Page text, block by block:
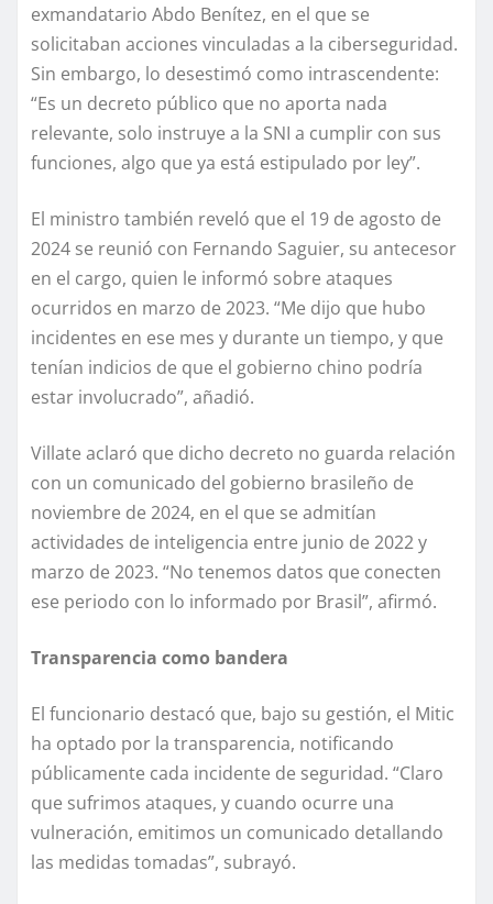
exmandatario Abdo Benítez, en el que se
solicitaban acciones vinculadas a la ciberseguridad.
Sin embargo, lo desestimó como intrascendente:
“Es un decreto público que no aporta nada
relevante, solo instruye a la SNI a cumplir con sus
funciones, algo que ya está estipulado por ley”.
El ministro también reveló que el 19 de agosto de
2024 se reunió con Fernando Saguier, su antecesor
en el cargo, quien le informó sobre ataques
ocurridos en marzo de 2023. “Me dijo que hubo
incidentes en ese mes y durante un tiempo, y que
tenían indicios de que el gobierno chino podría
estar involucrado”, añadió.
Villate aclaró que dicho decreto no guarda relación
con un comunicado del gobierno brasileño de
noviembre de 2024, en el que se admitían
actividades de inteligencia entre junio de 2022 y
marzo de 2023. “No tenemos datos que conecten
ese periodo con lo informado por Brasil”, afirmó.
Transparencia como bandera
El funcionario destacó que, bajo su gestión, el Mitic
ha optado por la transparencia, notificando
públicamente cada incidente de seguridad. “Claro
que sufrimos ataques, y cuando ocurre una
vulneración, emitimos un comunicado detallando
las medidas tomadas”, subrayó.